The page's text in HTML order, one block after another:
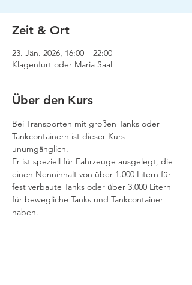
Zeit & Ort
23. Jän. 2026, 16:00 – 22:00
Klagenfurt oder Maria Saal
Über den Kurs
Bei Transporten mit großen Tanks oder
Tankcontainern ist dieser Kurs
unumgänglich.
Er ist speziell für Fahrzeuge ausgelegt, die
einen Nenninhalt von über 1.000 Litern für
fest verbaute Tanks oder über 3.000 Litern
für bewegliche Tanks und Tankcontainer
haben.